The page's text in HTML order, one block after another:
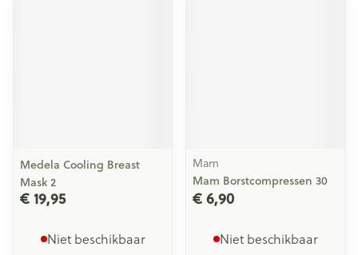
Medela Cooling Breast
Mask 2
€ 19,95
Niet beschikbaar
Mam
Mam Borstcompressen 30
€ 6,90
Niet beschikbaar